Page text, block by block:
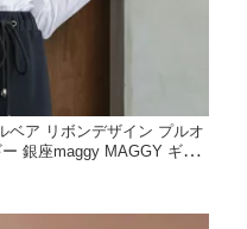
ベア リボンデザイン プルオ
銀座maggy MAGGY ギン
ンド レディース ファッショ
ラッピング無料